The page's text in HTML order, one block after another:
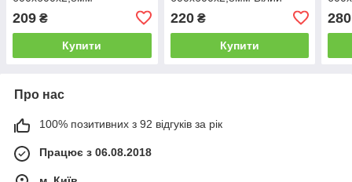
00002962
209 ₴
Купити
220₴
Купити
280
Про нас
100% позитивних з 92 відгуків за рік
Працює з 06.08.2018